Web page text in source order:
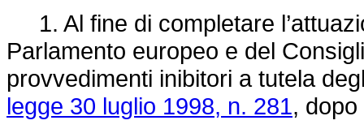
1. Al fine di completare
Parlamento europeo e del
provvedimenti inibitori a tutela
legge 30 luglio 1998, n. 281,